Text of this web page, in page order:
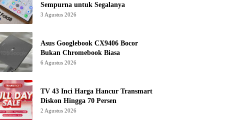
Sempurna untuk Segalanya
3 Agustus 2026
Asus Googlebook CX9406 Bocor
Bukan Chromebook Biasa
6 Agustus 2026
TV 43 Inci Harga Hancur Transmart
Diskon Hingga 70 Persen
2 Agustus 2026